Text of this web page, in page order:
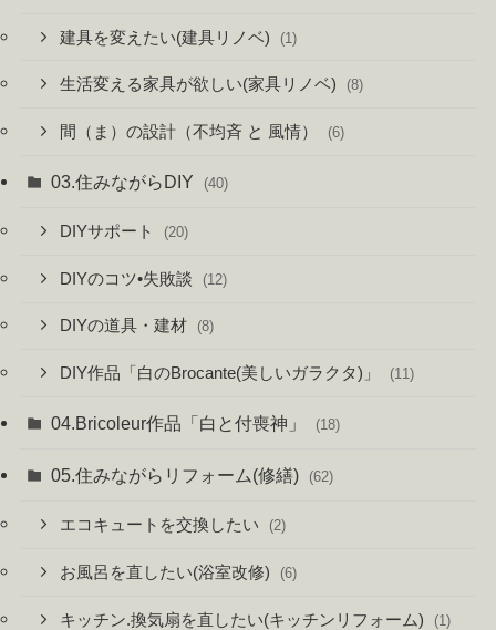
建具を変えたい(建具リノベ) (1)
生活変える家具が欲しい(家具リノベ) (8)
間（ま）の設計（不均斉 と 風情） (6)
03.住みながらDIY (40)
DIYサポート (20)
DIYのコツ•失敗談 (12)
DIYの道具・建材 (8)
DIY作品「白のBrocante(美しいガラクタ)」 (11)
04.Bricoleur作品「白と付喪神」 (18)
05.住みながらリフォーム(修繕) (62)
エコキュートを交換したい (2)
お風呂を直したい(浴室改修) (6)
キッチン.換気扇を直したい(キッチンリフォーム) (1)